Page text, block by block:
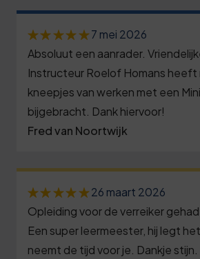
7 mei 2026
Absoluut een aanrader.
Instructeur Roelof Homans heeft
kneepjes van werken met een
bijgebracht. Dank hiervoor!
Fred van Noortwijk
26 maart 2026
Opleiding voor de verreiker
Een super leermeester, hij legt
neemt de tijd voor je. Dankje stijn.
4
7
0
3
7
0
3
6
9
8
9
9
0
1
1
2
3
3
7
2
7
2
8
3
8
3
8
5
6
7
8
9
1
2
3
0
5
0
5
0
6
1
6